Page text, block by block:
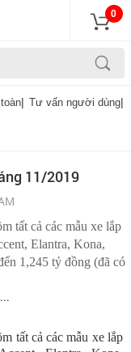
0
| Tư vấn người dùng|
11/2019
tất cả các mẫu xe lắp
Elantra, Kona,
1,245 tỷ đồng (đã có
tất cả các mẫu xe lắp